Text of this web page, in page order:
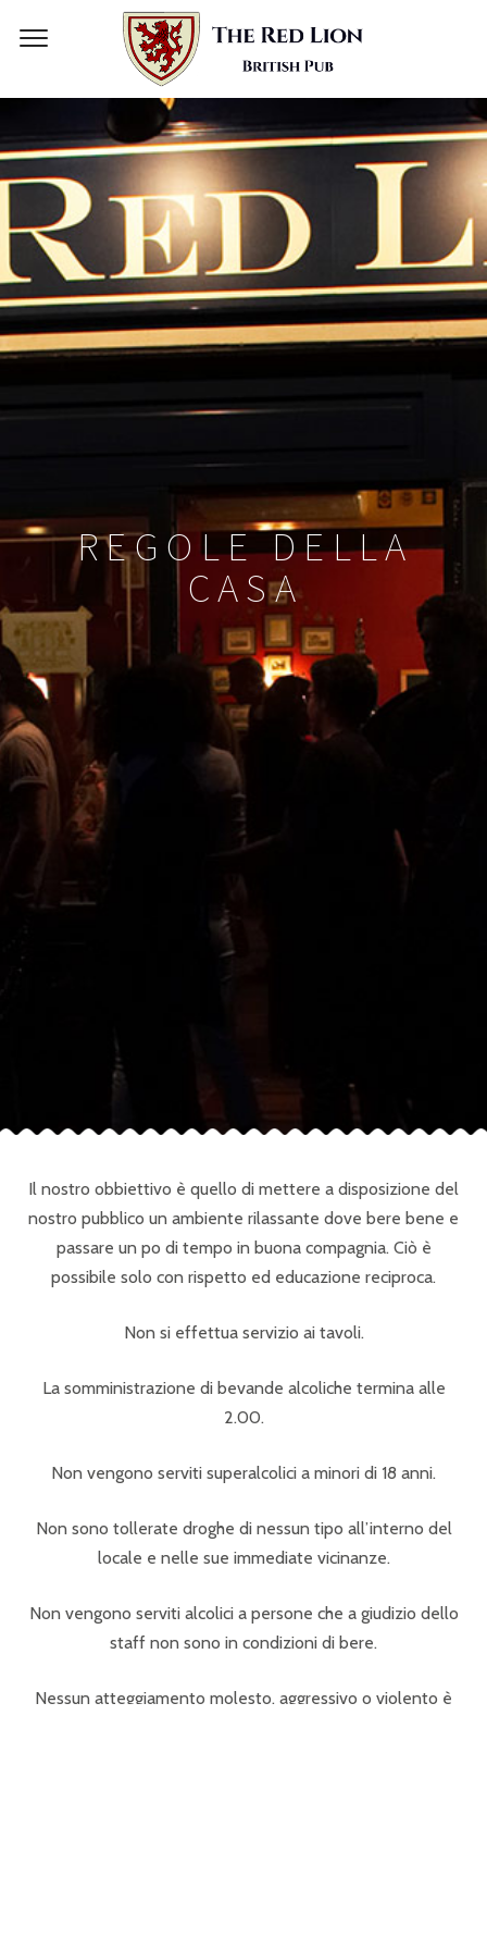
REGOLE DELLA
CASA
Il nostro obbiettivo è quello di mettere a disposizione del
nostro pubblico un ambiente rilassante dove bere bene e
passare un po di tempo in buona compagnia. Ciò è
possibile solo con rispetto ed educazione reciproca.
Non si effettua servizio ai tavoli.
La somministrazione di bevande alcoliche termina alle
2.00.
Non vengono serviti superalcolici a minori di 18 anni.
Non sono tollerate droghe di nessun tipo all’interno del
locale e nelle sue immediate vicinanze.
Non vengono serviti alcolici a persone che a giudizio dello
staff non sono in condizioni di bere.
Nessun atteggiamento molesto, aggressivo o violento è